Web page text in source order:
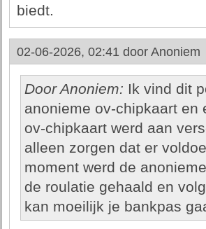
biedt.
02-06-2026, 02:41 door Anoniem
Door Anoniem: Ik vind dit
anonieme ov-chipkaart en
ov-chipkaart werd aan
alleen zorgen dat er
moment werd de
de roulatie gehaald en
kan moeilijk je bankpas